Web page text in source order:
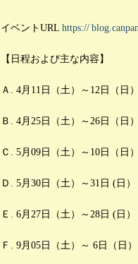
イベントURL https://
【日程および主な内容】
Ａ. 4月11日（土）～12日（
Ｂ. 4月25日（土）～26日（
Ｃ. 5月09日（土）～10日（
Ｄ. 5月30日（土）～31日 (日
Ｅ. 6月27日（土）～28日 (日
Ｆ. 9月05日（土）～ 6日（日